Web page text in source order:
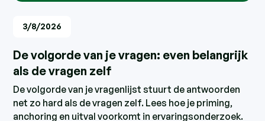
3/8/2026
De volgorde van je vragen: even belangrijk
als de vragen zelf
De volgorde van je vragenlijst stuurt de antwoorden
net zo hard als de vragen zelf. Lees hoe je priming,
anchoring en uitval voorkomt in ervaringsonderzoek.